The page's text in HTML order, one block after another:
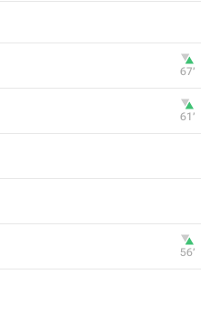
67‎’‎
61‎’‎
56‎’‎